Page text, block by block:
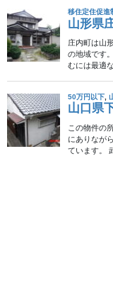
メニュー
現在募集中の物件